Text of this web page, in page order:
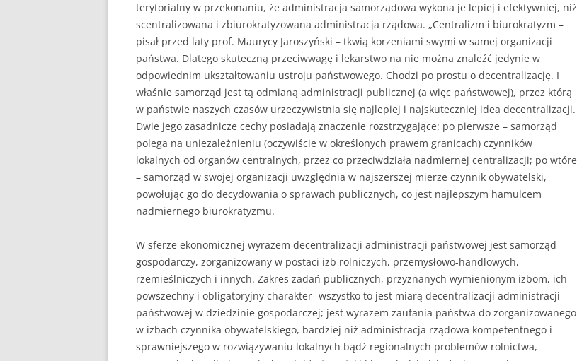
terytorialny w przekonaniu, że administracja samorządowa wykona je lepiej i efektywniej, niż
scentralizowana i zbiurokratyzowana administracja rządowa. „Centralizm i biurokratyzm –
pisał przed laty prof. Maurycy Jaroszyński – tkwią korzeniami swymi w samej organizacji
państwa. Dlatego skuteczną przeciwwagę i lekarstwo na nie można znaleźć jedynie w
odpowiednim ukształtowaniu ustroju państwowego. Chodzi po prostu o decentralizację. I
właśnie samorząd jest tą odmianą administracji publicznej (a więc państwowej), przez którą
w państwie naszych czasów urzeczywistnia się najlepiej i najskuteczniej idea decentralizacji.
Dwie jego zasadnicze cechy posiadają znaczenie rozstrzygające: po pierwsze – samorząd
polega na uniezależnieniu (oczywiście w określonych prawem granicach) czynników
lokalnych od organów centralnych, przez co przeciwdziała nadmiernej centralizacji; po wtóre
– samorząd w swojej organizacji uwzględnia w najszerszej mierze czynnik obywatelski,
powołując go do decydowania o sprawach publicznych, co jest najlepszym hamulcem
nadmiernego biurokratyzmu.
W sferze ekonomicznej wyrazem decentralizacji administracji państwowej jest samorząd
gospodarczy, zorganizowany w postaci izb rolniczych, przemysłowo-handlowych,
rzemieślniczych i innych. Zakres zadań publicznych, przyznanych wymienionym izbom, ich
powszechny i obligatoryjny charakter -wszystko to jest miarą decentralizacji administracji
państwowej w dziedzinie gospodarczej; jest wyrazem zaufania państwa do zorganizowanego
w izbach czynnika obywatelskiego, bardziej niż administracja rządowa kompetentnego i
sprawniejszego w rozwiązywaniu lokalnych bądź regionalnych problemów rolnictwa,